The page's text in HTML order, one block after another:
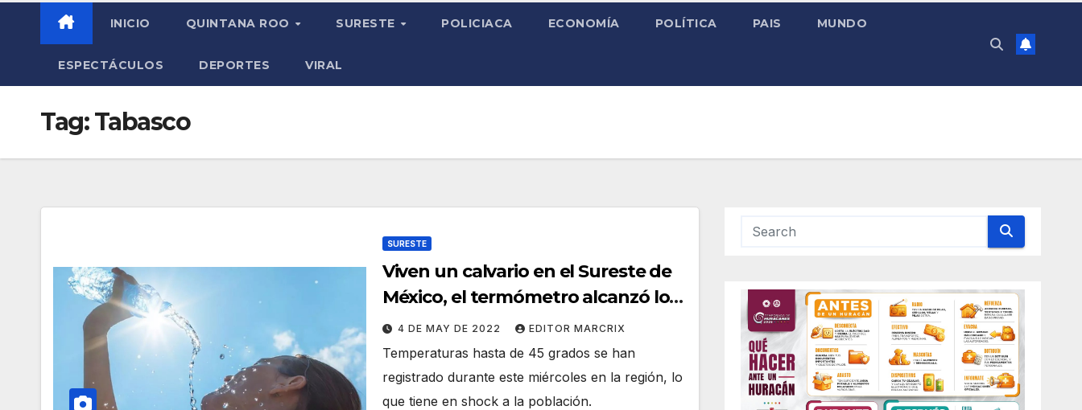
INICIO QUINTANA ROO SURESTE POLICIACA ECONOMÍA POLÍTICA PAIS MUNDO
ESPECTÁCULOS DEPORTES VIRAL
Tag:Tabasco
SURESTE
Viven un calvario en el Sureste de
México, el termómetro alcanzó los
45 grados
4 DE MAY DE 2022 EDITOR MARCRIX
Temperaturas hasta de 45 grados se han
registrado durante este miércoles en la región, lo
que tiene en shock a la población.